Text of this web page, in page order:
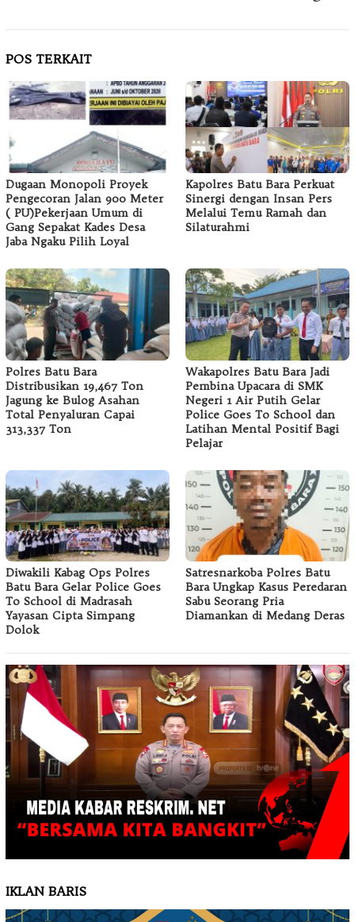
POS TERKAIT
Dugaan Monopoli Proyek
Pengecoran Jalan 900 Meter
( PU)Pekerjaan Umum di
Gang Sepakat Kades Desa
Jaba Ngaku Pilih Loyal
Kapolres Batu Bara Perkuat
Sinergi dengan Insan Pers
Melalui Temu Ramah dan
Silaturahmi
Polres Batu Bara
Distribusikan 19,467 Ton
Jagung ke Bulog Asahan
Total Penyaluran Capai
313,337 Ton
Wakapolres Batu Bara Jadi
Pembina Upacara di SMK
Negeri 1 Air Putih Gelar
Police Goes To School dan
Latihan Mental Positif Bagi
Pelajar
Diwakili Kabag Ops Polres
Batu Bara Gelar Police Goes
To School di Madrasah
Yayasan Cipta Simpang
Dolok
Satresnarkoba Polres Batu
Bara Ungkap Kasus Peredaran
Sabu Seorang Pria
Diamankan di Medang Deras
IKLAN BARIS